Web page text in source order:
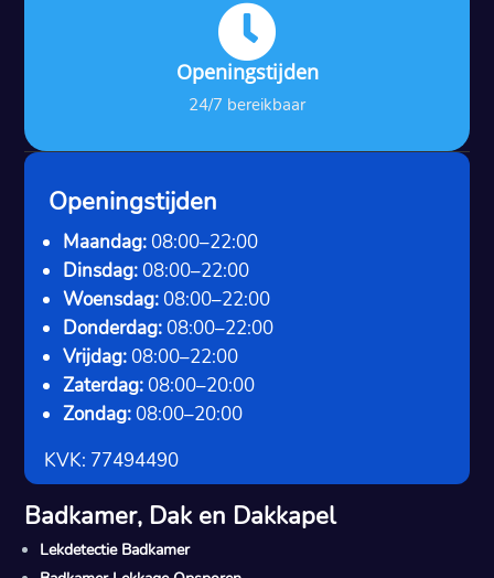

Openingstijden
24/7 bereikbaar
Openingstijden
Maandag: 08:00–22:00
Dinsdag: 08:00–22:00
Woensdag: 08:00–22:00
Donderdag: 08:00–22:00
Vrijdag: 08:00–22:00
Zaterdag: 08:00–20:00
Zondag: 08:00–20:00
KVK: 77494490
Badkamer, Dak en Dakkapel
Lekdetectie Badkamer